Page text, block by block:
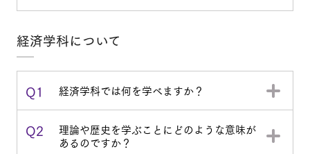
経済学科について
Q1 経済学科では何を学べますか？
Q2 理論や歴史を学ぶことにどのような意味が
あるのですか？